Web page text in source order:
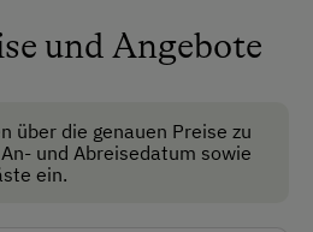
und Angebote
über die genauen Preise zu
und Abreisedatum sowie
ein.